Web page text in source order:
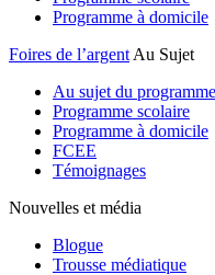
Programme à domicile
Foires de l’argent Au Sujet
Au sujet du programme
Programme scolaire
Programme à domicile
FCEE
Témoignages
Nouvelles et média
Blogue
Trousse médiatique